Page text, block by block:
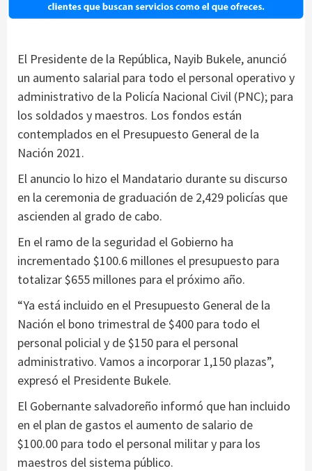
El Presidente de la República, Nayib Bukele, anunció
un aumento salarial para todo el personal operativo y
administrativo de la Policía Nacional Civil (PNC); para
los soldados y maestros. Los fondos están
contemplados en el Presupuesto General de la
Nación 2021.
El anuncio lo hizo el Mandatario durante su discurso
en la ceremonia de graduación de 2,429 policías que
ascienden al grado de cabo.
En el ramo de la seguridad el Gobierno ha
incrementado $100.6 millones el presupuesto para
totalizar $655 millones para el próximo año.
“Ya está incluido en el Presupuesto General de la
Nación el bono trimestral de $400 para todo el
personal policial y de $150 para el personal
administrativo. Vamos a incorporar 1,150 plazas”,
expresó el Presidente Bukele.
El Gobernante salvadoreño informó que han incluido
en el plan de gastos el aumento de salario de
$100.00 para todo el personal militar y para los
maestros del sistema público.